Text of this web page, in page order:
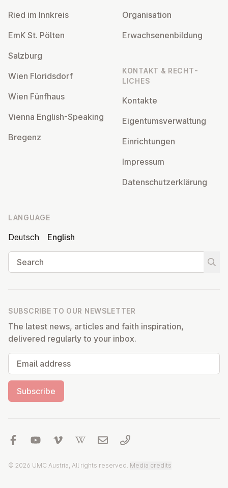
Ried im Innkreis
EmK St. Pölten
Salzburg
Wien Flor­idsdorf
Wien Fünfhaus
Vienna English-Speaking
Bregenz
Or­gan­isa­tion
Er­wach­sen­en­bildung
KONTAKT & RECHT­
LICHES
Kontakte
Ei­gentums­ver­wal­tung
Ein­rich­tun­gen
Impressum
Datens­chutzerklärung
LANGUAGE
Deutsch
English
Search
SUBSCRIBE TO OUR NEWSLETTER
The latest news, articles and faith inspiration,
delivered regularly to your inbox.
Email address
Subscribe
© 2026 UMC Austria, All rights reserved. Media credits